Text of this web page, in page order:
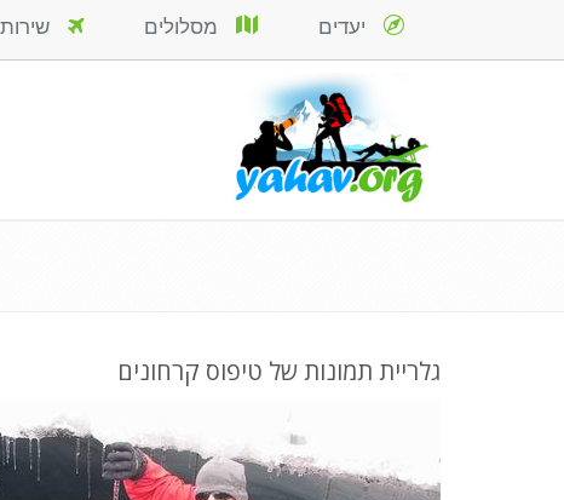
יעדים מסלולים
גלריית תמונות של טיפוס קרחונים